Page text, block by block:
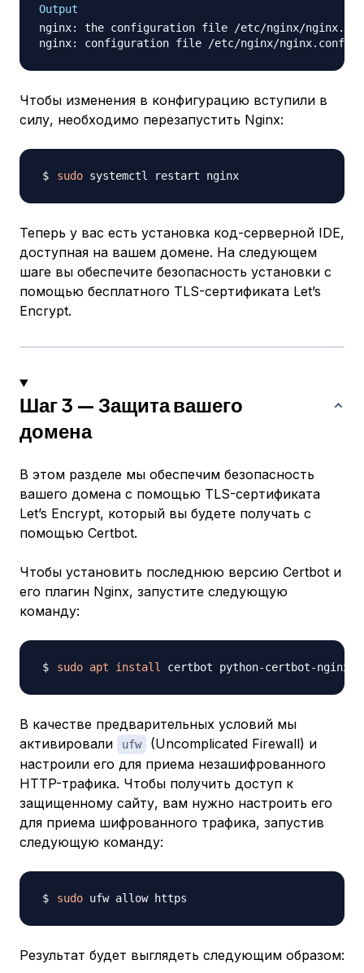
Output
nginx: the configuration file /etc/nginx/
Чтобы изменения в конфигурацию вступили в
силу, необходимо перезапустить Nginx:
sudo
Теперь у вас есть установка код-серверной IDE,
доступная на вашем домене. На следующем
шаге вы обеспечите безопасность установки с
помощью бесплатного TLS-сертификата Let’s
Encrypt.
Шаг 3 — Защита вашего
домена
В этом разделе мы обеспечим безопасность
вашего домена с помощью TLS-сертификата
Let’s Encrypt, который вы будете получать с
помощью Certbot.
Чтобы установить последнюю версию Certbot и
его плагин Nginx, запустите следующую
команду:
sudo apt install
В качестве предварительных условий мы
активировали
ufw
(Uncomplicated Firewall) и
настроили его для приема незашифрованного
HTTP-трафика. Чтобы получить доступ к
защищенному сайту, вам нужно настроить его
для приема шифрованного трафика, запустив
следующую команду:
sudo
Результат будет выглядеть следующим образом: